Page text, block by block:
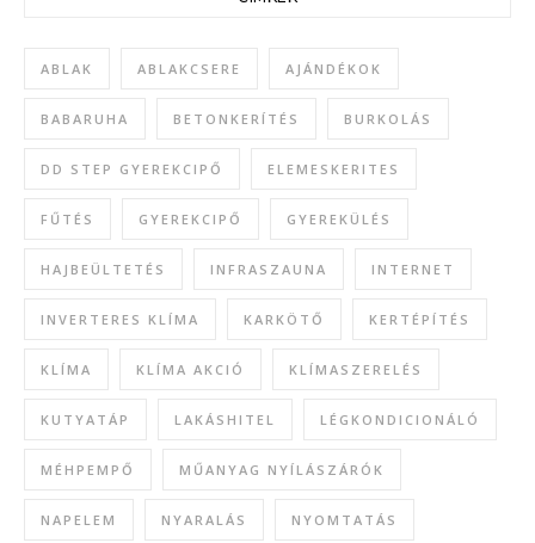
ABLAK ABLAKCSERE AJÁNDÉKOK
BABARUHA BETONKERÍTÉS BURKOLÁS
DD STEP GYEREKCIPŐ ELEMESKERITES
FŰTÉS GYEREKCIPŐ GYEREKÜLÉS
HAJBEÜLTETÉS INFRASZAUNA INTERNET
INVERTERES KLÍMA KARKÖTŐ KERTÉPÍTÉS
KLÍMA KLÍMA AKCIÓ KLÍMASZERELÉS
KUTYATÁP LAKÁSHITEL LÉGKONDICIONÁLÓ
MÉHPEMPŐ MŰANYAG NYÍLÁSZÁRÓK
NAPELEM NYARALÁS NYOMTATÁS